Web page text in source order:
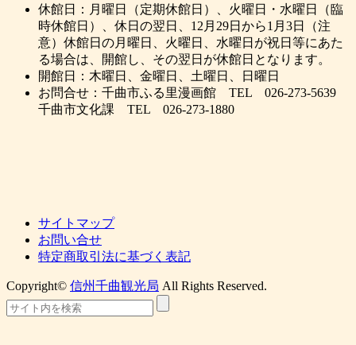
休館日：月曜日（定期休館日）、火曜日・水曜日（臨
時休館日）、休日の翌日、12月29日から1月3日（注
意）休館日の月曜日、火曜日、水曜日が祝日等にあた
る場合は、開館し、その翌日が休館日となります。
開館日：木曜日、金曜日、土曜日、日曜日
お問合せ：千曲市ふる里漫画館 TEL 026-273-5639
千曲市文化課 TEL 026-273-1880
サイトマップ
お問い合せ
特定商取引法に基づく表記
Copyright© 信州千曲観光局 All Rights Reserved.